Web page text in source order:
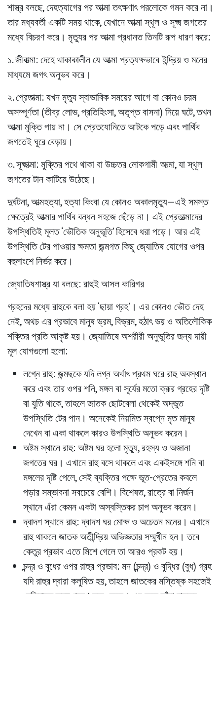
শাস্ত্র বলছে, দেহত্যাগের পর আত্মা তৎক্ষণাৎ পরলোকে গমন করে না।
তার মধ্যবর্তী একটি সময় থাকে, যেখানে আত্মা স্থূল ও সূক্ষ্ম জগতের
মধ্যে বিচরণ করে। মৃত্যুর পর আত্মা প্রধানত তিনটি রূপ ধারণ করে:
১.জীবাত্মা: দেহে থাকাকালীন যে আত্মা প্রত্যক্ষভাবে ইন্দ্রিয় ও মনের
মাধ্যমে জগৎ অনুভব করে।
২.প্রেতাত্মা: যখন মৃত্যু স্বাভাবিক সময়ের আগে বা কোনও চরম
অসম্পূর্ণতা (তীব্র লোভ, প্রতিহিংসা, অতৃপ্ত বাসনা) নিয়ে ঘটে, তখন
আত্মা মুক্তি পায় না। সে প্রেতযোনিতে আটকে পড়ে এবং পার্থিব
জগতেই ঘুরে বেড়ায়।
৩.সূক্ষ্মাত্মা: মুক্তির পথে থাকা বা উচ্চতর লোকগামী আত্মা, যা স্থূল
জগতের টান কাটিয়ে উঠেছে।
দুর্ঘটনা, আত্মহত্যা, হত্যা কিংবা যে কোনও অকালমৃত্যু—এই সমস্ত
ক্ষেত্রেই আত্মার পার্থিব বন্ধন সহজে ছেঁড়ে না। এই প্রেতাত্মাদের
উপস্থিতিই মূলত ‘ভৌতিক অনুভূতি’ হিসেবে ধরা পড়ে। আর এই
উপস্থিতি টের পাওয়ার ক্ষমতা জন্মগত কিছু জ্যোতিষ যোগের ওপর
বহুলাংশে নির্ভর করে।
জ্যোতিষশাস্ত্র যা বলছে: রাহুই আসল কারিগর
গ্রহদের মধ্যে রাহুকে বলা হয় ‘ছায়া গ্রহ’। এর কোনও ভৌত দেহ
নেই, অথচ এর প্রভাবে মানুষ ভ্রম, বিভ্রম, হঠাৎ ভয় ও অতিলৌকিক
শক্তির প্রতি আকৃষ্ট হয়। জ্যোতিষে অশরীরী অনুভূতির জন্য দায়ী
মূল যোগগুলো হলো:
লগ্নে রাহু: জন্মছকে যদি লগ্ন অর্থাৎ প্রথম ঘরে রাহু অবস্থান
করে এবং তার ওপর শনি, মঙ্গল বা সূর্যের মতো ক্রূর গ্রহের দৃষ্টি
বা যুতি থাকে, তাহলে জাতক ছোটবেলা থেকেই অদ্ভুত
উপস্থিতি টের পান। অনেকেই নিয়মিত স্বপ্নে মৃত মানুষ
দেখেন বা একা থাকলে কারও উপস্থিতি অনুভব করেন।
অষ্টম স্থানে রাহু: অষ্টম ঘর হলো মৃত্যু, রহস্য ও অজানা
জগতের ঘর। এখানে রাহু বসে থাকলে এবং একইসঙ্গে শনি বা
মঙ্গলের দৃষ্টি পেলে, সেই ব্যক্তির পক্ষে ভূত-প্রেতের কবলে
পড়ার সম্ভাবনা সবচেয়ে বেশি। বিশেষত, রাত্রে বা নির্জন
স্থানে এঁরা কেমন একটা অস্বস্তিকর চাপ অনুভব করেন।
দ্বাদশ স্থানে রাহু: দ্বাদশ ঘর মোক্ষ ও অচেতন মনের। এখানে
রাহু থাকলে জাতক অতীন্দ্রিয় অভিজ্ঞতার সম্মুখীন হন। তবে
কেতুর প্রভাব এতে মিশে গেলে তা আরও প্রকট হয়।
চন্দ্র ও বুধের ওপর রাহুর প্রভাব: মন (চন্দ্র) ও বুদ্ধির (বুধ) গ্রহ
যদি রাহুর দ্বারা কলুষিত হয়, তাহলে জাতকের মস্তিষ্ক সহজেই
নেতিবাচক তরঙ্গ গ্রহণ করে ফেলে। এর ফলে তাঁরা বাস্তব ও